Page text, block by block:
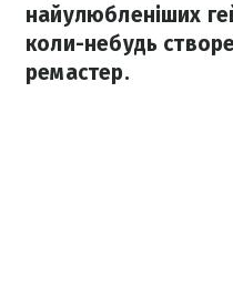
найулюбленіших
коли-небудь
ремастер.